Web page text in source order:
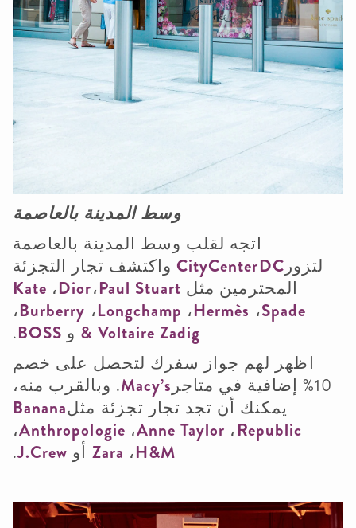
وسط المدينة بالعاصمة
اتجه لقلب وسط المدينة بالعاصمة
لتزور CityCenterDCواكتشف تجار التجزئة
المحترمين مثل Paul Stuart،Dior، Kate
Spade، Hermès، Longchamp، Burberry،
Zadig
& Voltaire و BOSS
.
اظهر لهم جواز سفرك لتحصل على خصم
10% إضافية في متاجر
Macy’s. وبالقرب منه،
يمكنك أن تجد تجار تجزئة مثلBanana
Republic ، Anne Taylor، Anthropologie،
H&M، Zara أو J.Crew
.